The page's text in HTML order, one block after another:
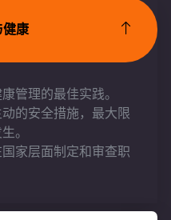
健康
管理的最佳实践。
的安全措施，最大限
。
家层面制定和审查职